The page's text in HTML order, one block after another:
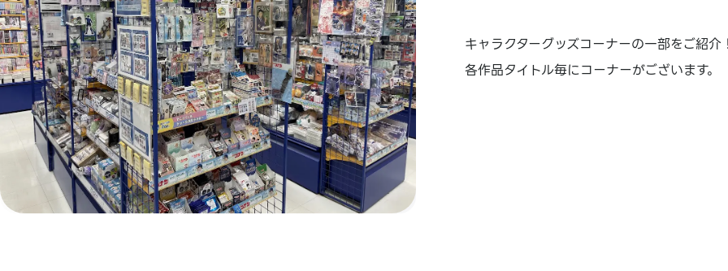
キャラクターグッズコーナーの一部をご紹介！
各作品タイトル毎にコーナーがございます。